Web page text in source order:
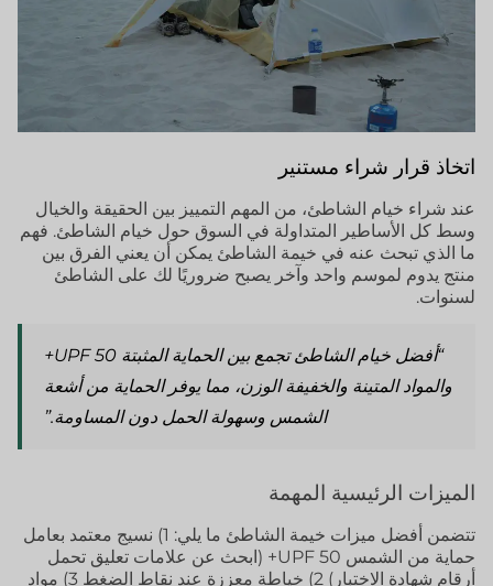
اتخاذ قرار شراء مستنير
عند شراء خيام الشاطئ، من المهم التمييز بين الحقيقة والخيال
وسط كل الأساطير المتداولة في السوق حول خيام الشاطئ. فهم
ما الذي تبحث عنه في خيمة الشاطئ يمكن أن يعني الفرق بين
منتج يدوم لموسم واحد وآخر يصبح ضروريًا لك على الشاطئ
لسنوات.
“أفضل خيام الشاطئ تجمع بين الحماية المثبتة UPF 50+
والمواد المتينة والخفيفة الوزن، مما يوفر الحماية من أشعة
الشمس وسهولة الحمل دون المساومة.”
الميزات الرئيسية المهمة
تتضمن أفضل ميزات خيمة الشاطئ ما يلي: 1) نسيج معتمد بعامل
حماية من الشمس UPF 50+ (ابحث عن علامات تعليق تحمل
أرقام شهادة الاختبار) 2) خياطة معززة عند نقاط الضغط 3) مواد